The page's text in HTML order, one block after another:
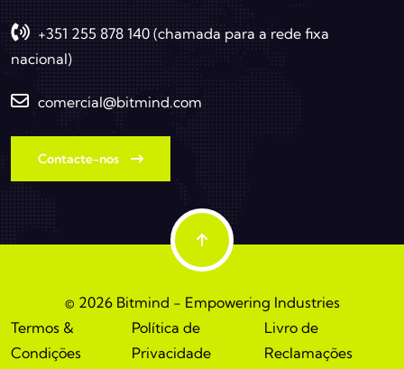
+351 255 878 140 (chamada para a rede fixa
nacional)
comercial@bitmind.com
Contacte-nos
© 2026 Bitmind - Empowering Industries
Termos &
Condições
Política de
Privacidade
Livro de
Reclamações